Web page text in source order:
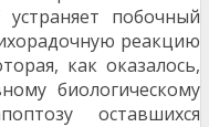
побочный
реакцию
как оказалось,
биологическому
оставшихся